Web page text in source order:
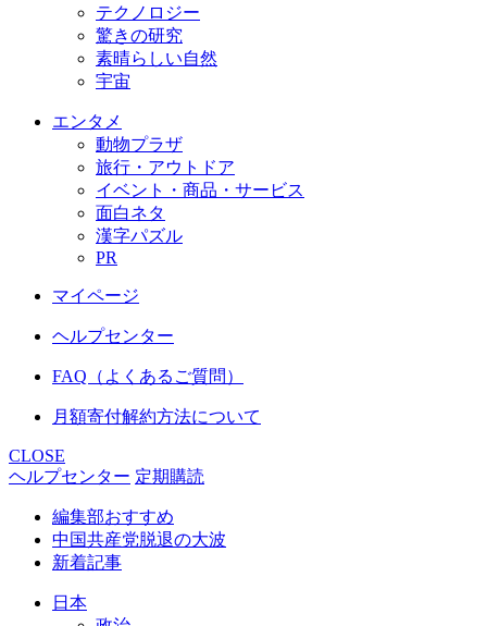
テクノロジー
驚きの研究
素晴らしい自然
宇宙
エンタメ
動物プラザ
旅行・アウトドア
イベント・商品・サービス
面白ネタ
漢字パズル
PR
マイページ
ヘルプセンター
FAQ（よくあるご質問）
月額寄付解約方法について
CLOSE
ヘルプセンター 定期購読
編集部おすすめ
中国共産党脱退の大波
新着記事
日本